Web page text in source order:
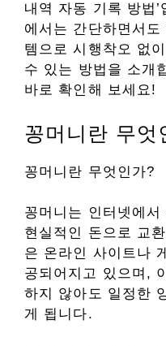
내역 자동 기록 방법
에서는 간단하면서
템으로 시행착오 없
수 있는 방법을 소개
바로 확인해 보세요!
꽁머니란 무엇
꽁머니란 무엇인가?
꽁머니는 인터넷에
현실적인 돈으로 교
은 온라인 사이트나
공되어지고 있으며,
하지 않아도 일정한
게 됩니다.